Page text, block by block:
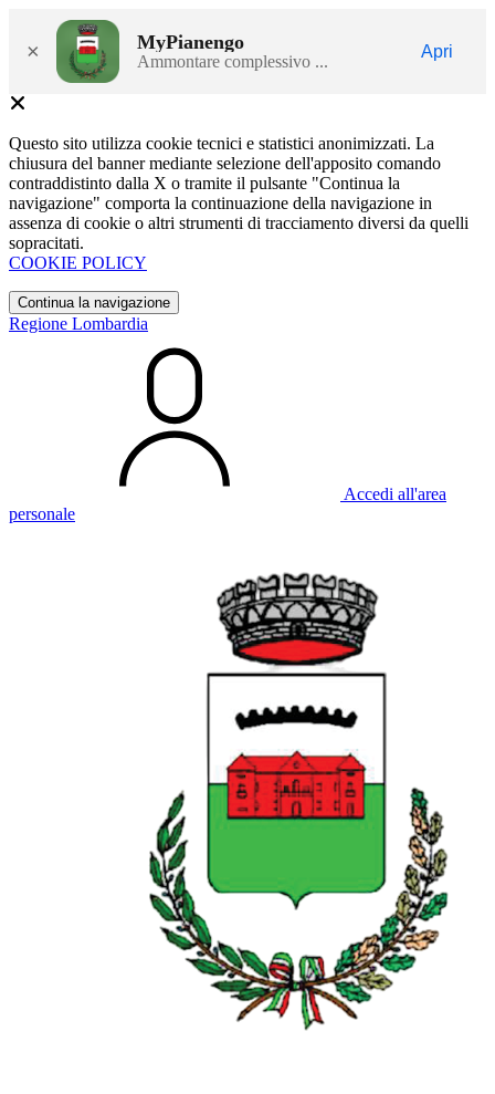
× MyPianengo
Ammontare complessivo ...
Apri
Questo sito utilizza cookie tecnici e statistici anonimizzati. La
chiusura del banner mediante selezione dell'apposito comando
contraddistinto dalla X o tramite il pulsante "Continua la
navigazione" comporta la continuazione della navigazione in
assenza di cookie o altri strumenti di tracciamento diversi da quelli
sopracitati.
COOKIE POLICY
Continua la navigazione
Regione Lombardia
Accedi all'area
personale